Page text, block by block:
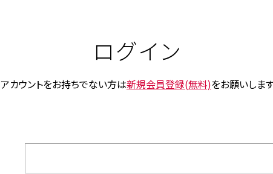
ログイン
アカウントをお持ちでない方は新規会員登録(無料)をお願いしま